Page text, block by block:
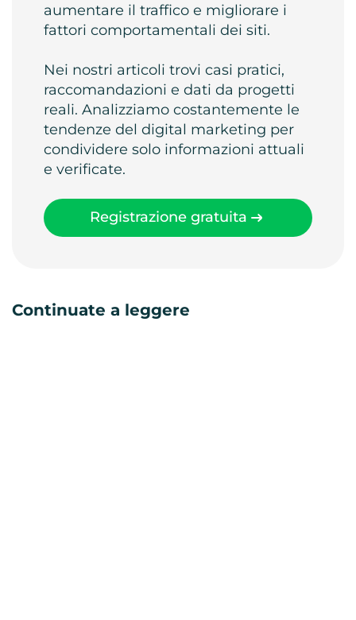
aumentare il traffico e migliorare i
fattori comportamentali dei siti.
Nei nostri articoli trovi casi pratici,
raccomandazioni e dati da progetti
reali. Analizziamo costantemente le
tendenze del digital marketing per
condividere solo informazioni attuali
e verificate.
Registrazione gratuita
Continuate a leggere